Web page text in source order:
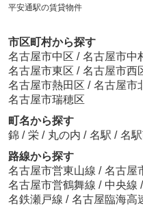
平安通駅の賃貸物件
市区町村から探す
名古屋市中区 / 名古屋市中
名古屋市東区 / 名古屋市西
名古屋市熱田区 / 名古屋市
名古屋市瑞穂区
町名から探す
錦 / 栄 / 丸の内 / 名駅 / 名
路線から探す
名古屋市営東山線 / 名古屋
名古屋市営鶴舞線 / 中央線 /
名鉄瀬戸線 / 名古屋臨海高